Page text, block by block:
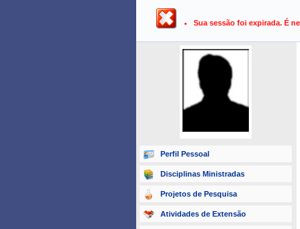
UFPB ›
Sua sessão foi expirada. É
Perfil Pessoal
Disciplinas Ministradas
Projetos de Pesquisa
Atividades de Extensão